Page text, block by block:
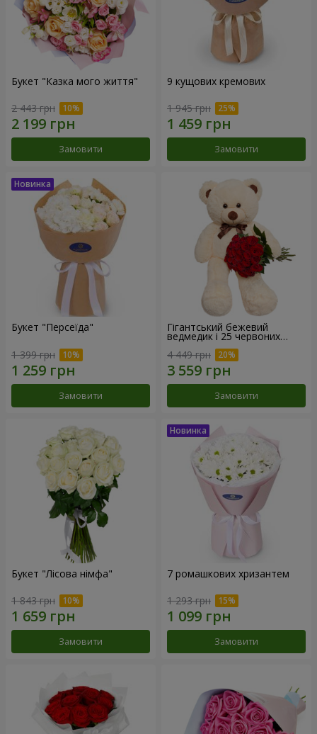
Букет "Казка мого життя"
2 443 грн
Замовити
9 кущових кремових
1 945 грн
Замовити
Букет "Персеїда"
1 399 грн
Замовити
Гігантський бежевий
ведмедик і 25 червоних
троянд
4 449 грн
Замовити
Букет "Лісова німфа"
1 843 грн
Замовити
7 ромашкових хризантем
1 293 грн
Замовити